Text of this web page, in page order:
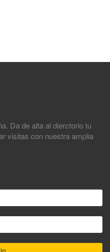
Da de alta al dierctorio tu
visitas con nuestra amplia